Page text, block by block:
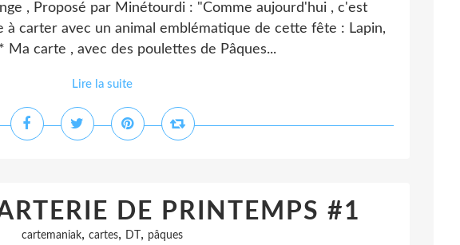
, Proposé par Minétourdi : "Comme aujourd'hui , c'est
à carter avec un animal emblématique de cette fête : Lapin,
Ma carte , avec des poulettes de Pâques...
Lire la suite
DE PRINTEMPS #1
cartemaniak, cartes, DT , pâques